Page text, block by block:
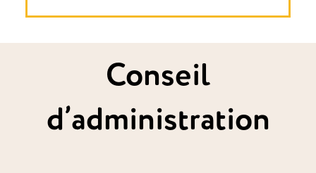
Conseil
d’administration